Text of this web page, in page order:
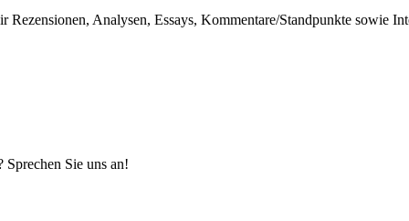
Analysen, Essays, Kommentare/Standpunkte sowie
Sprechen Sie uns an!